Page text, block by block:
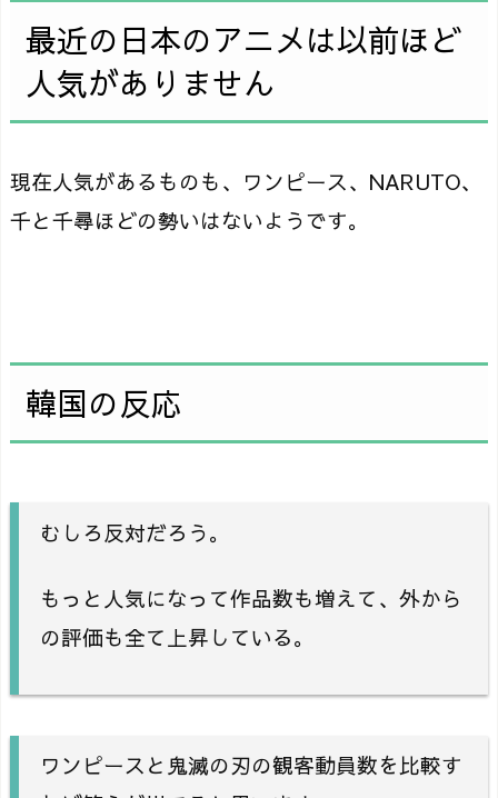
最近の日本のアニメは以前ほど
人気が​​ありません
現在人気があるものも、ワンピース、NARUTO、
千と千尋ほどの勢いはないようです。
韓国の反応
むしろ反対だろう。
もっと人気になって作品数も増えて、外から
の評価も全て上昇している。
ワンピースと鬼滅の刃の観客動員数を比較す